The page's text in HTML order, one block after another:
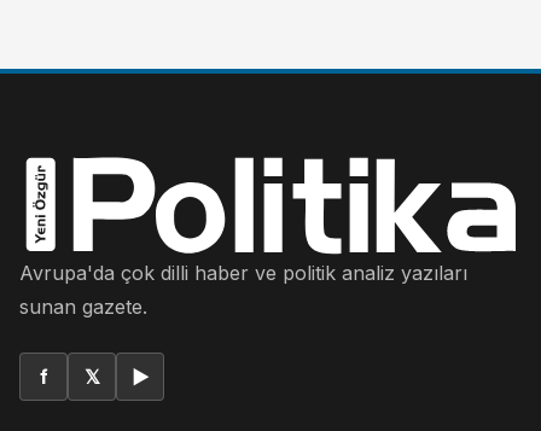
Avrupa'da çok dilli haber ve politik analiz yazıları
sunan gazete.
f 𝕏 ▶